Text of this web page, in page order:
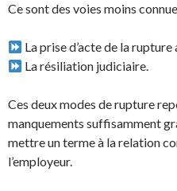
Ce sont des voies moins
La prise d’acte de la
La résiliation judiciaire.
Ces deux modes de rupture
manquements suffisamment
mettre un terme à la relation
l’employeur.